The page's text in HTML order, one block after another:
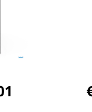
veeleisende
geleverd,